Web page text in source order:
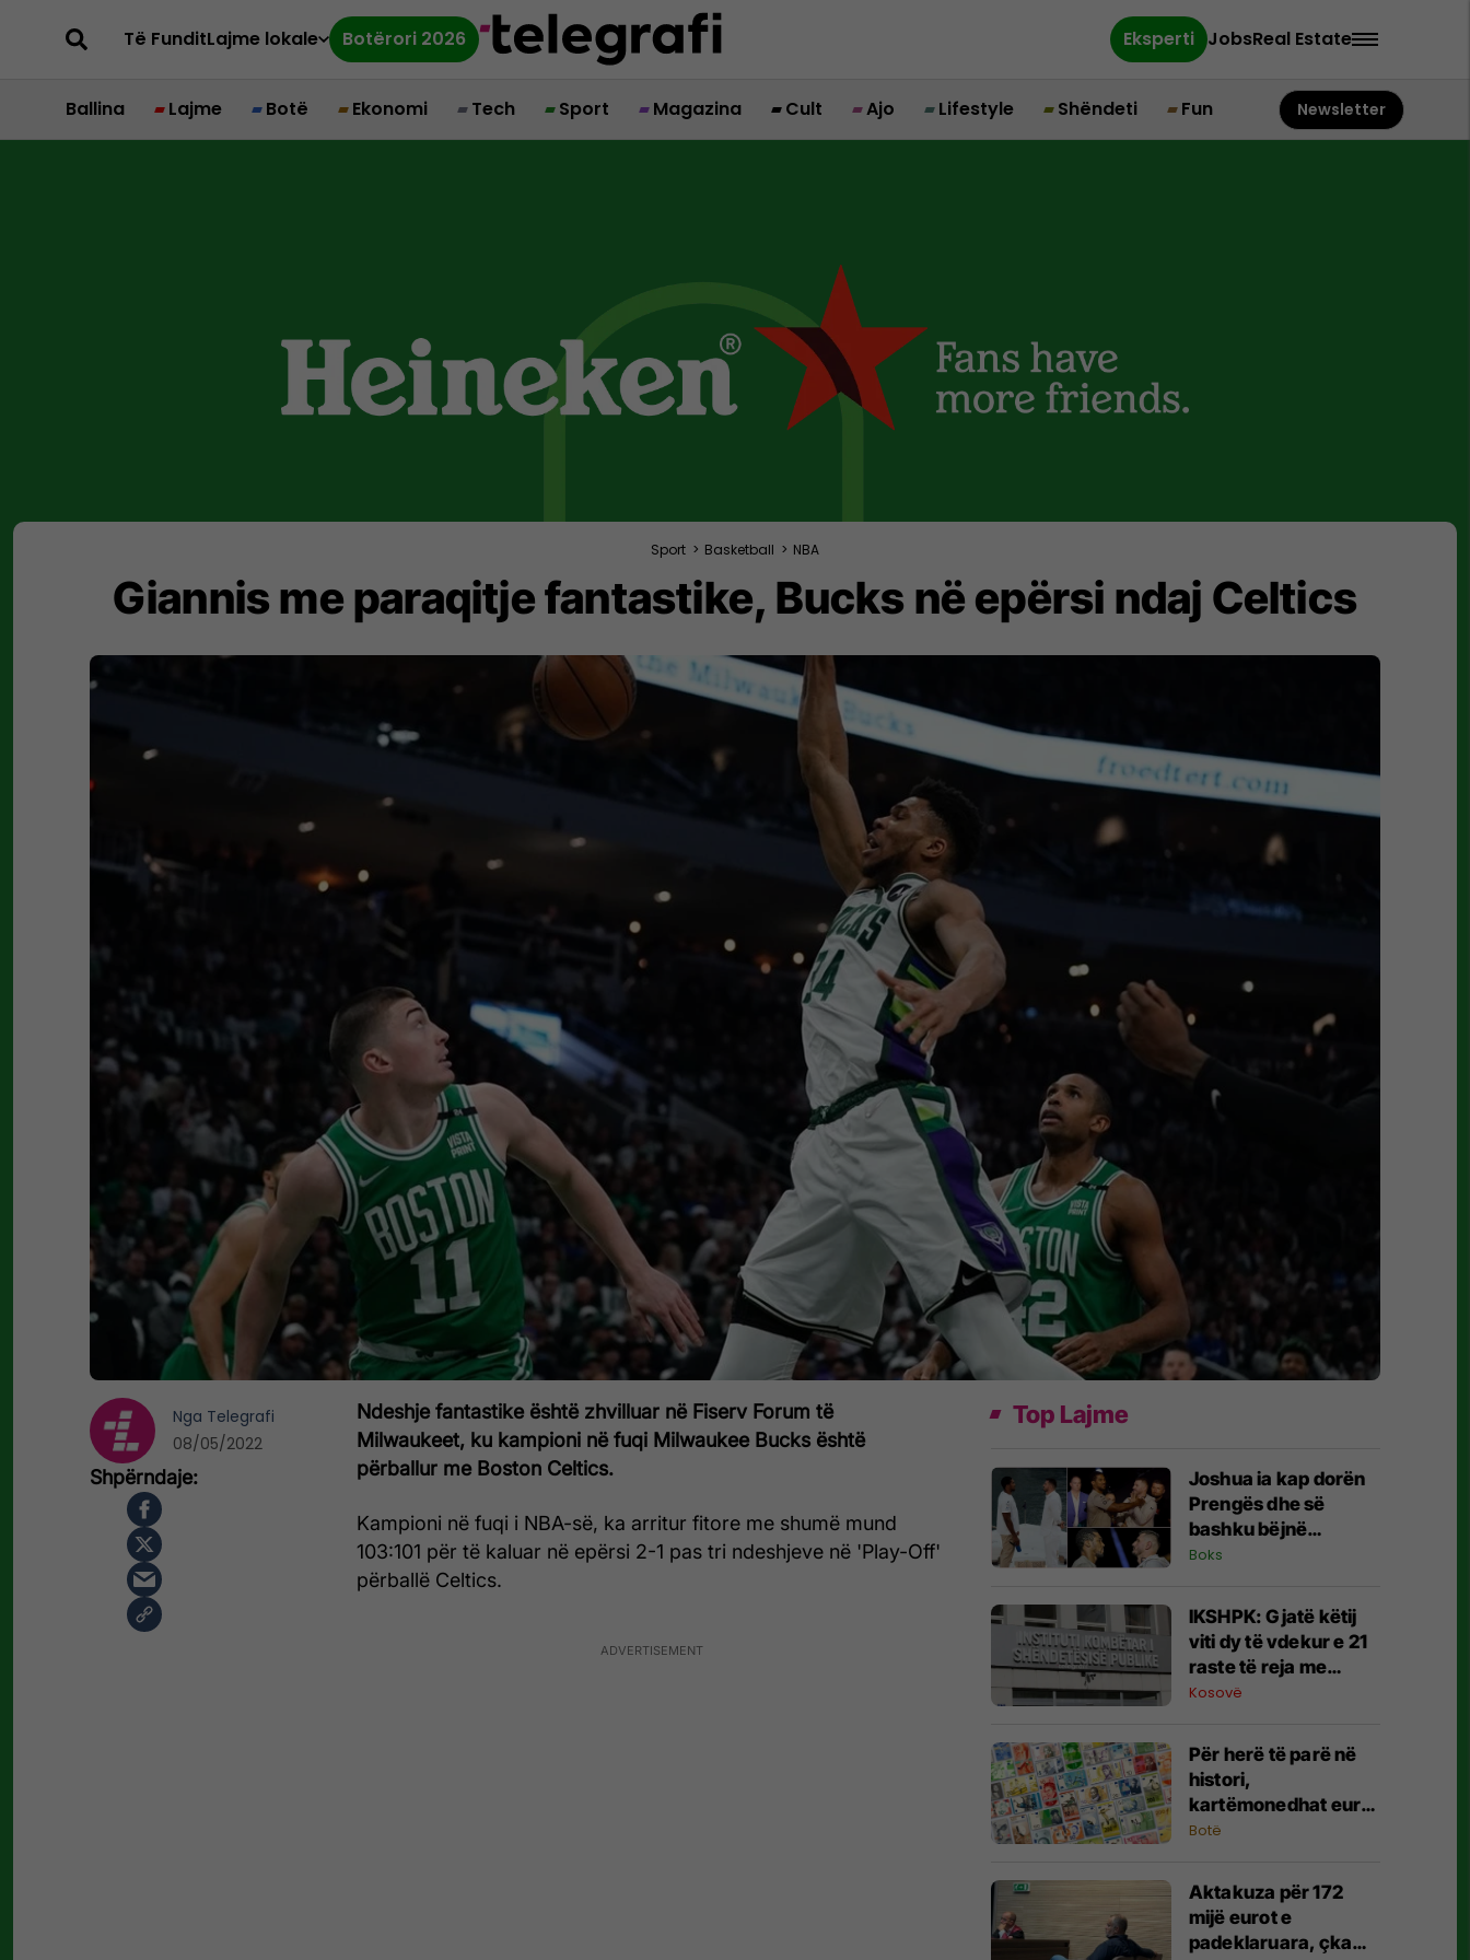
Të FunditLajme lokale Botërori 2026 Eksperti JobsReal Estate
Ballina Lajme Botë Ekonomi Tech Sport Magazina Cult Ajo Lifestyle Shëndeti Fun Newsletter
Sport > Basketball > NBA
Giannis me paraqitje fantastike, Bucks në epërsi ndaj Celtics
Ndeshje fantastike është zhvilluar në Fiserv Forum të
Milwaukeet, ku kampioni në fuqi Milwaukee Bucks është
përballur me Boston Celtics.
Kampioni në fuqi i NBA-së, ka arritur fitore me shumë mund
103:101 për të kaluar në epërsi 2-1 pas tri ndeshjeve në 'Play-Off'
përballë Celtics.
Nga Telegrafi
08/05/2022
Top Lajme
Joshua ia kap dorën
Prengës dhe së
bashku bëjnë
shqiponjën
Boks
IKSHPK: Gjatë këtij
viti dy të vdekur e 21
raste të reja me
HIV/AIDS
Kosovë
Për herë të parë në
histori,
kartëmonedhat euro
po ndryshohen - këto
Botë
Aktakuza për 172
mijë eurot e
padeklaruara, çka